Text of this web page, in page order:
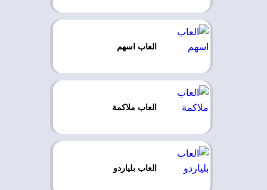
العاب اسهم
العاب ملاكمة
العاب بلياردو